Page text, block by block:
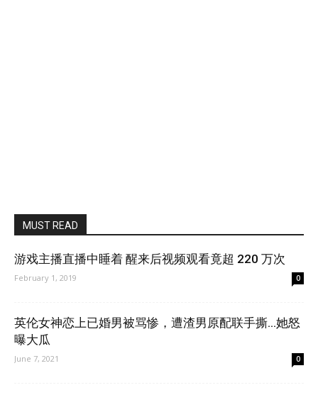
MUST READ
游戏主播直播中睡着 醒来后视频观看竟超 220 万次
February 1, 2019 0
英伦女神恋上已婚男被骂惨，遭渣男原配联手撕…她怒
曝大瓜
June 7, 2021 0